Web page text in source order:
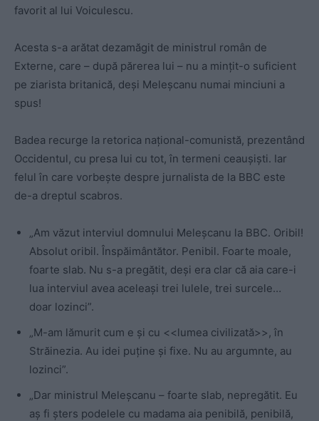
favorit al lui Voiculescu.
Acesta s-a arătat dezamăgit de ministrul român de
Externe, care – după părerea lui – nu a mințit-o suficient
pe ziarista britanică, deşi Meleşcanu numai minciuni a
spus!
Badea recurge la retorica național-comunistă, prezentând
Occidentul, cu presa lui cu tot, în termeni ceauşişti. Iar
felul în care vorbeşte despre jurnalista de la BBC este
de-a dreptul scabros.
„Am văzut interviul domnului Meleşcanu la BBC. Oribil!
Absolut oribil. Înspăimântător. Penibil. Foarte moale,
foarte slab. Nu s-a pregătit, deşi era clar că aia care-i
lua interviul avea aceleaşi trei lulele, trei surcele…
doar lozinci”.
„M-am lămurit cum e şi cu <<lumea civilizată>>, în
Străinezia. Au idei puține şi fixe. Nu au argumnte, au
lozinci”.
„Dar ministrul Meleşcanu – foarte slab, nepregătit. Eu
aş fi şters podelele cu madama aia penibilă, penibilă,